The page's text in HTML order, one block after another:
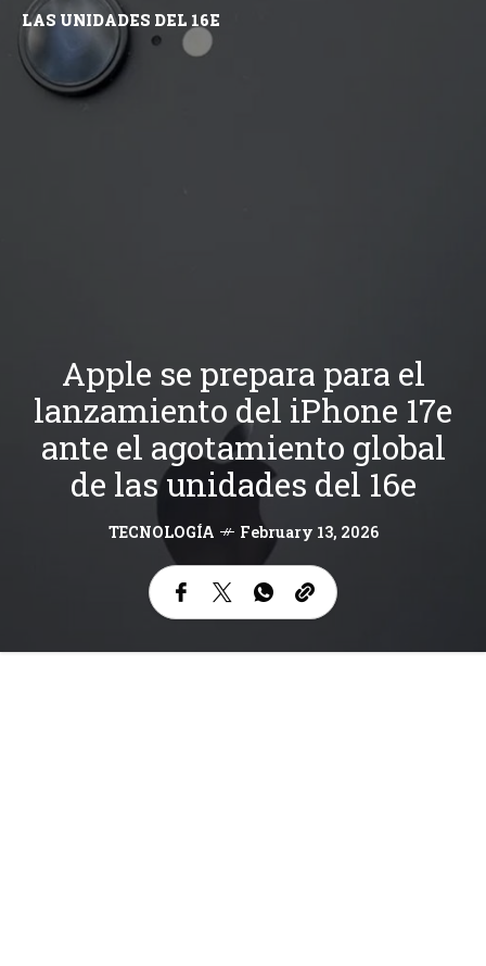
LAS UNIDADES DEL 16E
Apple se prepara para el
lanzamiento del iPhone 17e
ante el agotamiento global
de las unidades del 16e
TECNOLOGÍA February 13, 2026